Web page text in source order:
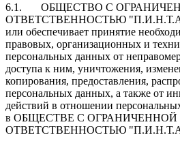
6.1. ОБЩЕСТВО С
ОТВЕТСТВЕННОСТЬЮ "П.И.Н.Т.А.
или обеспечивает принятие
правовых, организационных и
персональных данных от
доступа к ним, уничтожения,
копирования, предоставления,
персональных данных, а также от
действий в отношении
в ОБЩЕСТВЕ С ОГРАНИЧЕННОЙ
ОТВЕТСТВЕННОСТЬЮ "П.И.Н.Т.А.